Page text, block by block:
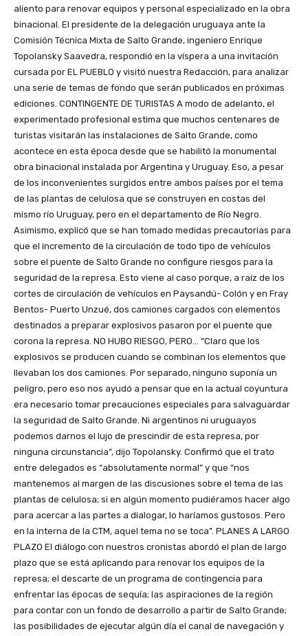
aliento para renovar equipos y personal especializado en la obra
binacional. El presidente de la delegación uruguaya ante la
Comisión Técnica Mixta de Salto Grande, ingeniero Enrique
Topolansky Saavedra, respondió en la víspera a una invitación
cursada por EL PUEBLO y visitó nuestra Redacción, para analizar
una serie de temas de fondo que serán publicados en próximas
ediciones. CONTINGENTE DE TURISTAS A modo de adelanto, el
experimentado profesional estima que muchos centenares de
turistas visitarán las instalaciones de Salto Grande, como
acontece en esta época desde que se habilitó la monumental
obra binacional instalada por Argentina y Uruguay. Eso, a pesar
de los inconvenientes surgidos entre ambos países por el tema
de las plantas de celulosa que se construyen en costas del
mismo río Uruguay, pero en el departamento de Río Negro.
Asimismo, explicó que se han tomado medidas precautorias para
que el incremento de la circulación de todo tipo de vehículos
sobre el puente de Salto Grande no configure riesgos para la
seguridad de la represa. Esto viene al caso porque, a raíz de los
cortes de circulación de vehículos en Paysandú- Colón y en Fray
Bentos- Puerto Unzué, dos camiones cargados con elementos
destinados a preparar explosivos pasaron por el puente que
corona la represa. NO HUBO RIESGO, PERO… “Claro que los
explosivos se producen cuando se combinan los elementos que
llevaban los dos camiones. Por separado, ninguno suponía un
peligro, pero eso nos ayudó a pensar que en la actual coyuntura
era necesario tomar precauciones especiales para salvaguardar
la seguridad de Salto Grande. Ni argentinos ni uruguayos
podemos darnos el lujo de prescindir de esta represa, por
ninguna circunstancia”, dijo Topolansky. Confirmó que el trato
entre delegados es “absolutamente normal” y que “nos
mantenemos al margen de las discusiones sobre el tema de las
plantas de celulosa; si en algún momento pudiéramos hacer algo
para acercar a las partes a dialogar, lo haríamos gustosos. Pero
en la interna de la CTM, aquel tema no se toca”. PLANES A LARGO
PLAZO El diálogo con nuestros cronistas abordó el plan de largo
plazo que se está aplicando para renovar los equipos de la
represa; el descarte de un programa de contingencia para
enfrentar las épocas de sequía; las aspiraciones de la región
para contar con un fondo de desarrollo a partir de Salto Grande;
las posibilidades de ejecutar algún día el canal de navegación y